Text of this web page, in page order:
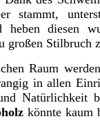
stammt,
diesen
großen Stilbruch
Raum
in allen
Natürlichkeit
könnte kaum